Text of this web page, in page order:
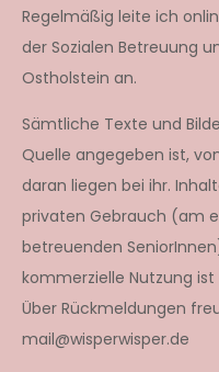
Regelmäßig leite ich
der Sozialen Betreuung
Ostholstein an.
Sämtliche Texte und
Quelle angegeben ist,
daran liegen bei ihr.
privaten Gebrauch (am
betreuenden
kommerzielle Nutzung
Über Rückmeldungen
mail@wisperwisper.de